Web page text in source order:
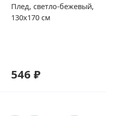
Плед, светло-бежевый,
130x170 см
546 ₽